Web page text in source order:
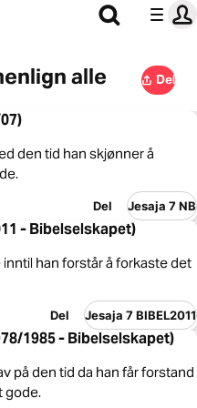
alle
Del
den tid han skjønner å
Del Jesaja 7 NB
- Bibelselskapet)
han forstår å forkaste det
Del Jesaja 7 BIBEL2011
1985 - Bibelselskapet)
på den tid da han får forstand
gode.